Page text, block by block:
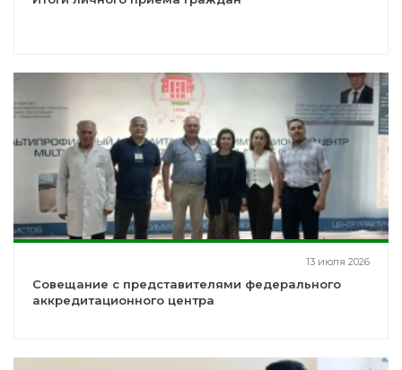
13 июля 2026
Совещание с представителями федерального
аккредитационного центра